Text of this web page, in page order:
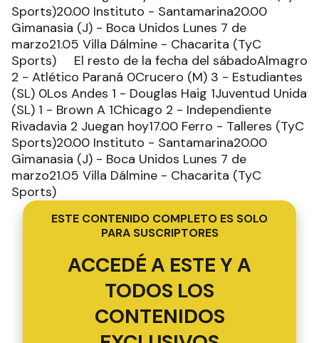
Sports)20.00 Instituto - Santamarina20.00
Gimanasia (J) - Boca Unidos Lunes 7 de
marzo21.05 Villa Dálmine - Chacarita (TyC
Sports) El resto de la fecha del sábadoAlmagro
2 - Atlético Paraná 0Crucero (M) 3 - Estudiantes
(SL) 0Los Andes 1 - Douglas Haig 1Juventud Unida
(SL) 1 - Brown A 1Chicago 2 - Independiente
Rivadavia 2 Juegan hoy17.00 Ferro - Talleres (TyC
Sports)20.00 Instituto - Santamarina20.00
Gimanasia (J) - Boca Unidos Lunes 7 de
marzo21.05 Villa Dálmine - Chacarita (TyC
Sports)
ESTE CONTENIDO COMPLETO ES SOLO
PARA SUSCRIPTORES
ACCEDÉ A ESTE Y A
TODOS LOS
CONTENIDOS